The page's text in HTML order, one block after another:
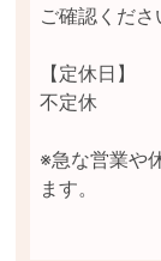
ご確認くださ
【定休日】
不定休
※急な営業や
ます。